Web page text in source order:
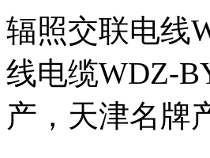
辐照交联电线
线电缆WDZ-
产，天津名牌